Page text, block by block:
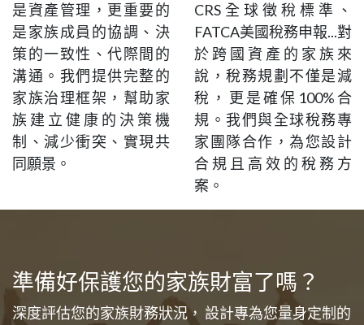
家族治理框架建設
高淨值家族面臨的不只
是資產管理，更重要的
是家族成員的協調、決
策的一致性、代際間的
溝通。我們提供完整的
家族治理框架，幫助家
族建立健康的決策機
CRS全球徵稅標準、
FATCA美國稅務申報...對
於跨國資產的家族來
說，稅務規劃不僅是減
稅，更是確保100%合
規。我們與全球稅務專
家團隊合作，為您設計
合規且高效的稅務方
案。